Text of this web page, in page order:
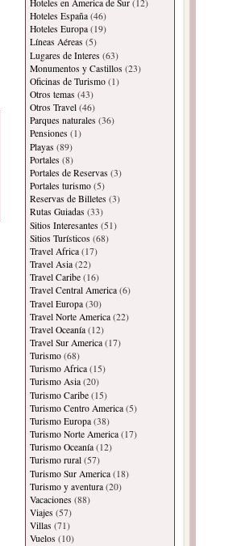
Hoteles en America de Sur (12)
Hoteles España (46)
Hoteles Europa (19)
Líneas Aéreas (5)
Lugares de Interes (63)
Monumentos y Castillos (23)
Oficinas de Turismo (1)
Otros temas (43)
Otros Travel (46)
Parques naturales (36)
Pensiones (1)
Playas (89)
Portales (8)
Portales de Reservas (3)
Portales turismo (5)
Reservas de Billetes (3)
Rutas Guiadas (33)
Sitios Interesantes (51)
Sitios Turísticos (68)
Travel Africa (17)
Travel Asia (22)
Travel Caribe (16)
Travel Central America (6)
Travel Europa (30)
Travel Norte America (22)
Travel Oceanía (12)
Travel Sur America (17)
Turismo (68)
Turismo Africa (15)
Turismo Asia (20)
Turismo Caribe (15)
Turismo Centro America (5)
Turismo Europa (38)
Turismo Norte America (17)
Turismo Oceanía (12)
Turismo rural (57)
Turismo Sur America (18)
Turismo y aventura (20)
Vacaciones (88)
Viajes (57)
Villas (71)
Vuelos (10)